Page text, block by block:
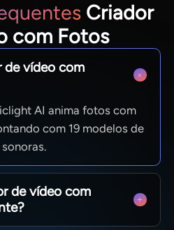
Criador
com Fotos
de vídeo com
AI anima fotos com
com 19 modelos de
de vídeo com